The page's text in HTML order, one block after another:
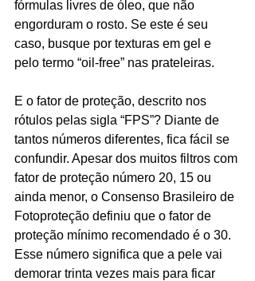
fórmulas livres de óleo, que não
engorduram o rosto. Se este é seu
caso, busque por texturas em gel e
pelo termo “oil-free” nas prateleiras.
E o fator de proteção, descrito nos
rótulos pelas sigla “FPS”? Diante de
tantos números diferentes, fica fácil se
confundir. Apesar dos muitos filtros com
fator de proteção número 20, 15 ou
ainda menor, o Consenso Brasileiro de
Fotoproteção definiu que o fator de
proteção mínimo recomendado é o 30.
Esse número significa que a pele vai
demorar trinta vezes mais para ficar